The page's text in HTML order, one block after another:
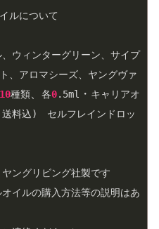
ルについて
ウィンターグリーン、サイプ
、アロマシーズ、ヤングヴァ
10種類、 各0.5ml ・ キャリアオ
料込)　セルフレインドロッ
ングリビング社製です
イルの購入方法等の説明はあ